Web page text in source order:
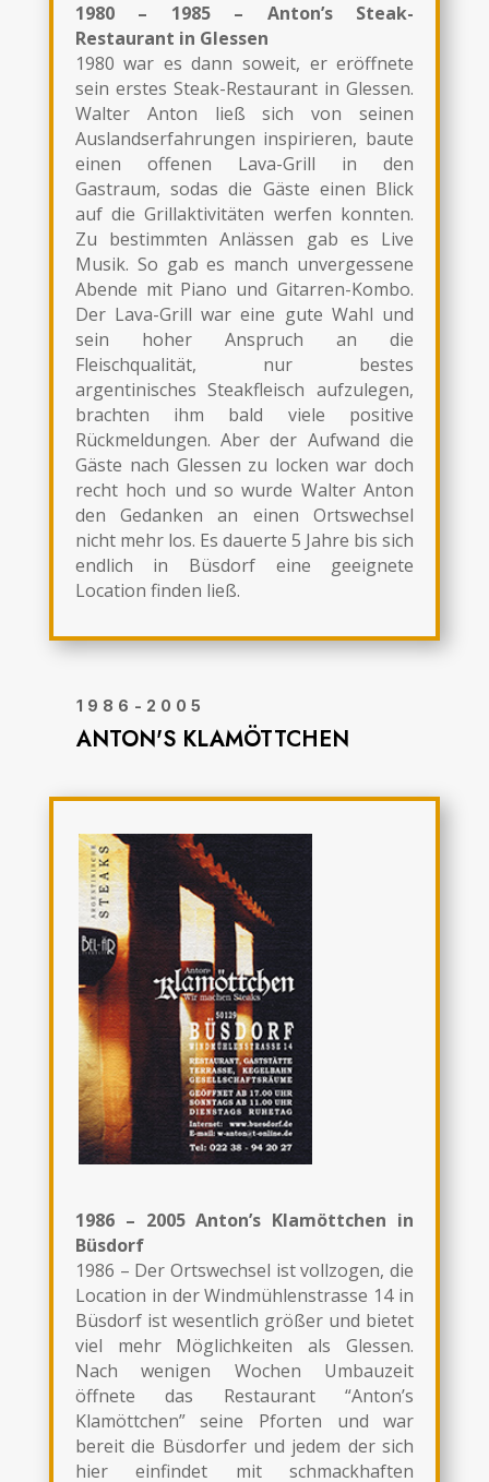
1980 – 1985 – Anton’s Steak-
Restaurant in Glessen
1980 war es dann soweit, er eröffnete
sein erstes Steak-Restaurant in Glessen.
Walter Anton ließ sich von seinen
Auslandserfahrungen inspirieren, baute
einen offenen Lava-Grill in den
Gastraum, sodas die Gäste einen Blick
auf die Grillaktivitäten werfen konnten.
Zu bestimmten Anlässen gab es Live
Musik. So gab es manch unvergessene
Abende mit Piano und Gitarren-Kombo.
Der Lava-Grill war eine gute Wahl und
sein hoher Anspruch an die
Fleischqualität, nur bestes
argentinisches Steakfleisch aufzulegen,
brachten ihm bald viele positive
Rückmeldungen. Aber der Aufwand die
Gäste nach Glessen zu locken war doch
recht hoch und so wurde Walter Anton
den Gedanken an einen Ortswechsel
nicht mehr los. Es dauerte 5 Jahre bis sich
endlich in Büsdorf eine geeignete
Location finden ließ.
1986-2005
ANTON'S KLAMÖTTCHEN
1986 – 2005 Anton’s Klamöttchen in
Büsdorf
1986 – Der Ortswechsel ist vollzogen, die
Location in der Windmühlenstrasse 14 in
Büsdorf ist wesentlich größer und bietet
viel mehr Möglichkeiten als Glessen.
Nach wenigen Wochen Umbauzeit
öffnete das Restaurant “Anton’s
Klamöttchen” seine Pforten und war
bereit die Büsdorfer und jedem der sich
hier einfindet mit schmackhaften